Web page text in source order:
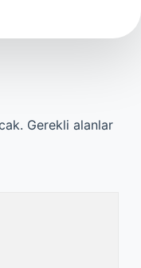
Gerekli alanlar